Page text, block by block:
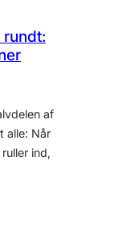
af
alle: Når
ind,